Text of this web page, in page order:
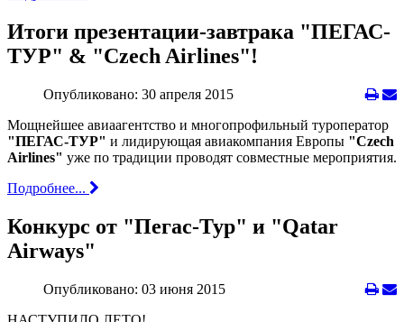
Итоги презентации-завтрака "ПЕГАС-
ТУР" & "Czech Airlines"!
Опубликовано: 30 апреля 2015
Мощнейшее авиаагентство и многопрофильный туроператор
"ПЕГАС-ТУР" и лидирующая авиакомпания Европы "Czech
Airlines" уже по традиции проводят совместные мероприятия.
Подробнее...
Конкурс от "Пегас-Тур" и "Qatar
Airways"
Опубликовано: 03 июня 2015